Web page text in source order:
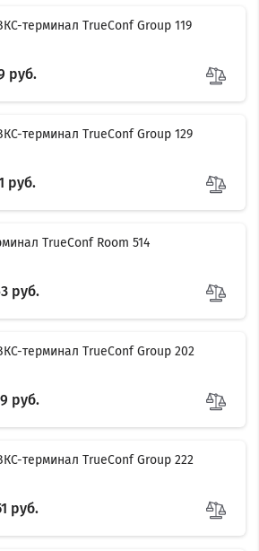
терминал TrueConf Group 119
руб.
терминал TrueConf Group 129
руб.
TrueConf Room 514
руб.
терминал TrueConf Group 202
руб.
терминал TrueConf Group 222
руб.